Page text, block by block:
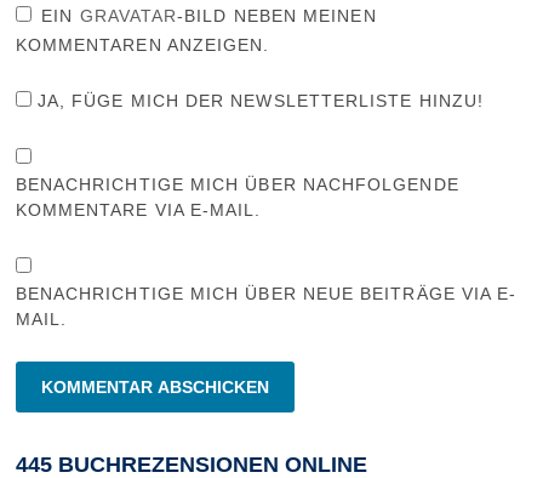
EIN GRAVATAR-BILD NEBEN MEINEN
KOMMENTAREN ANZEIGEN.
JA, FÜGE MICH DER NEWSLETTERLISTE HINZU!
BENACHRICHTIGE MICH ÜBER NACHFOLGENDE
KOMMENTARE VIA E-MAIL.
BENACHRICHTIGE MICH ÜBER NEUE BEITRÄGE VIA E-
MAIL.
445 BUCHREZENSIONEN ONLINE